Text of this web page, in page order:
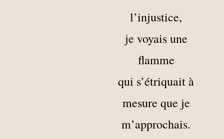
l’injustice,
je voyais une
flamme
qui s’étriquait à
mesure que je
m’approchais.